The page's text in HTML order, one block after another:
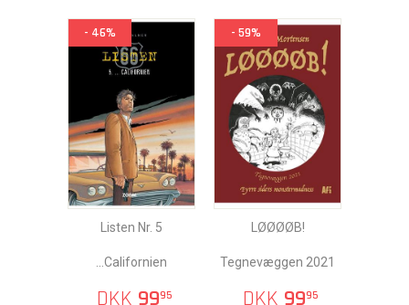
- 46%
Listen Nr. 5
...Californien
DKK 9995
- 59%
LØØØØB!
Tegnevæggen 2021
DKK 9995